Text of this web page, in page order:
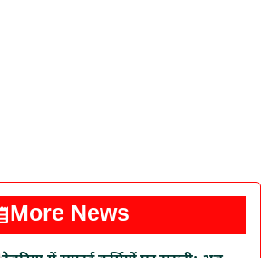
More News